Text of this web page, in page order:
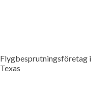
Flygbesprutningsföretag i
Texas